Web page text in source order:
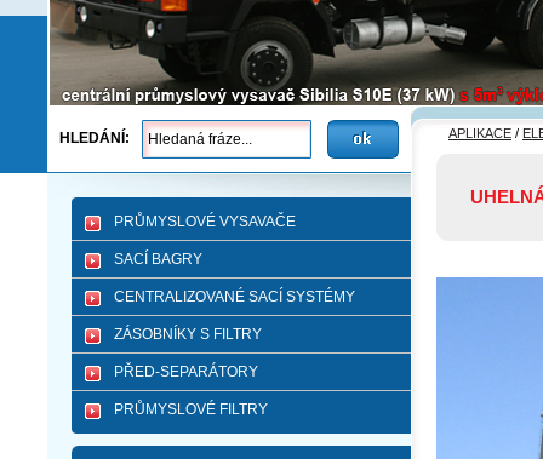
HLEDÁNÍ:
PRŮMYSLOVÉ VYSAVAČE
SACÍ BAGRY
CENTRALIZOVANÉ SACÍ SYSTÉMY
ZÁSOBNÍKY S FILTRY
PŘED-SEPARÁTORY
PRŮMYSLOVÉ FILTRY
APLIKACE /